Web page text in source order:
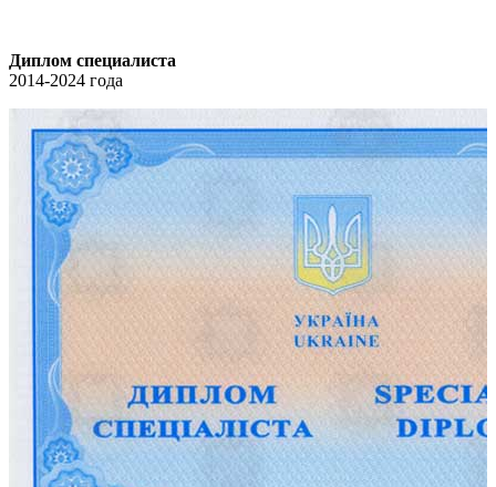
Диплом специалиста
2014-2024 года